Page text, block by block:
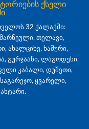
ქსელი
32 ქალაქში:
მარნეული, თელავი,
ახალციხე, ხაშური,
გურჯაანი, ლაგოდეხი,
კაბალი, დუშეთი,
ყვარელი,